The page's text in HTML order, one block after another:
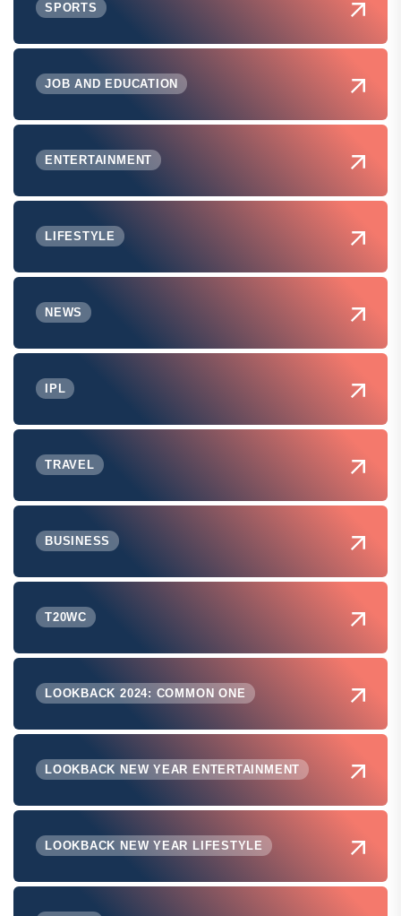
SPORTS
JOB AND EDUCATION
ENTERTAINMENT
LIFESTYLE
NEWS
IPL
TRAVEL
BUSINESS
T20WC
LOOKBACK 2024: COMMON ONE
LOOKBACK NEW YEAR ENTERTAINMENT
LOOKBACK NEW YEAR LIFESTYLE